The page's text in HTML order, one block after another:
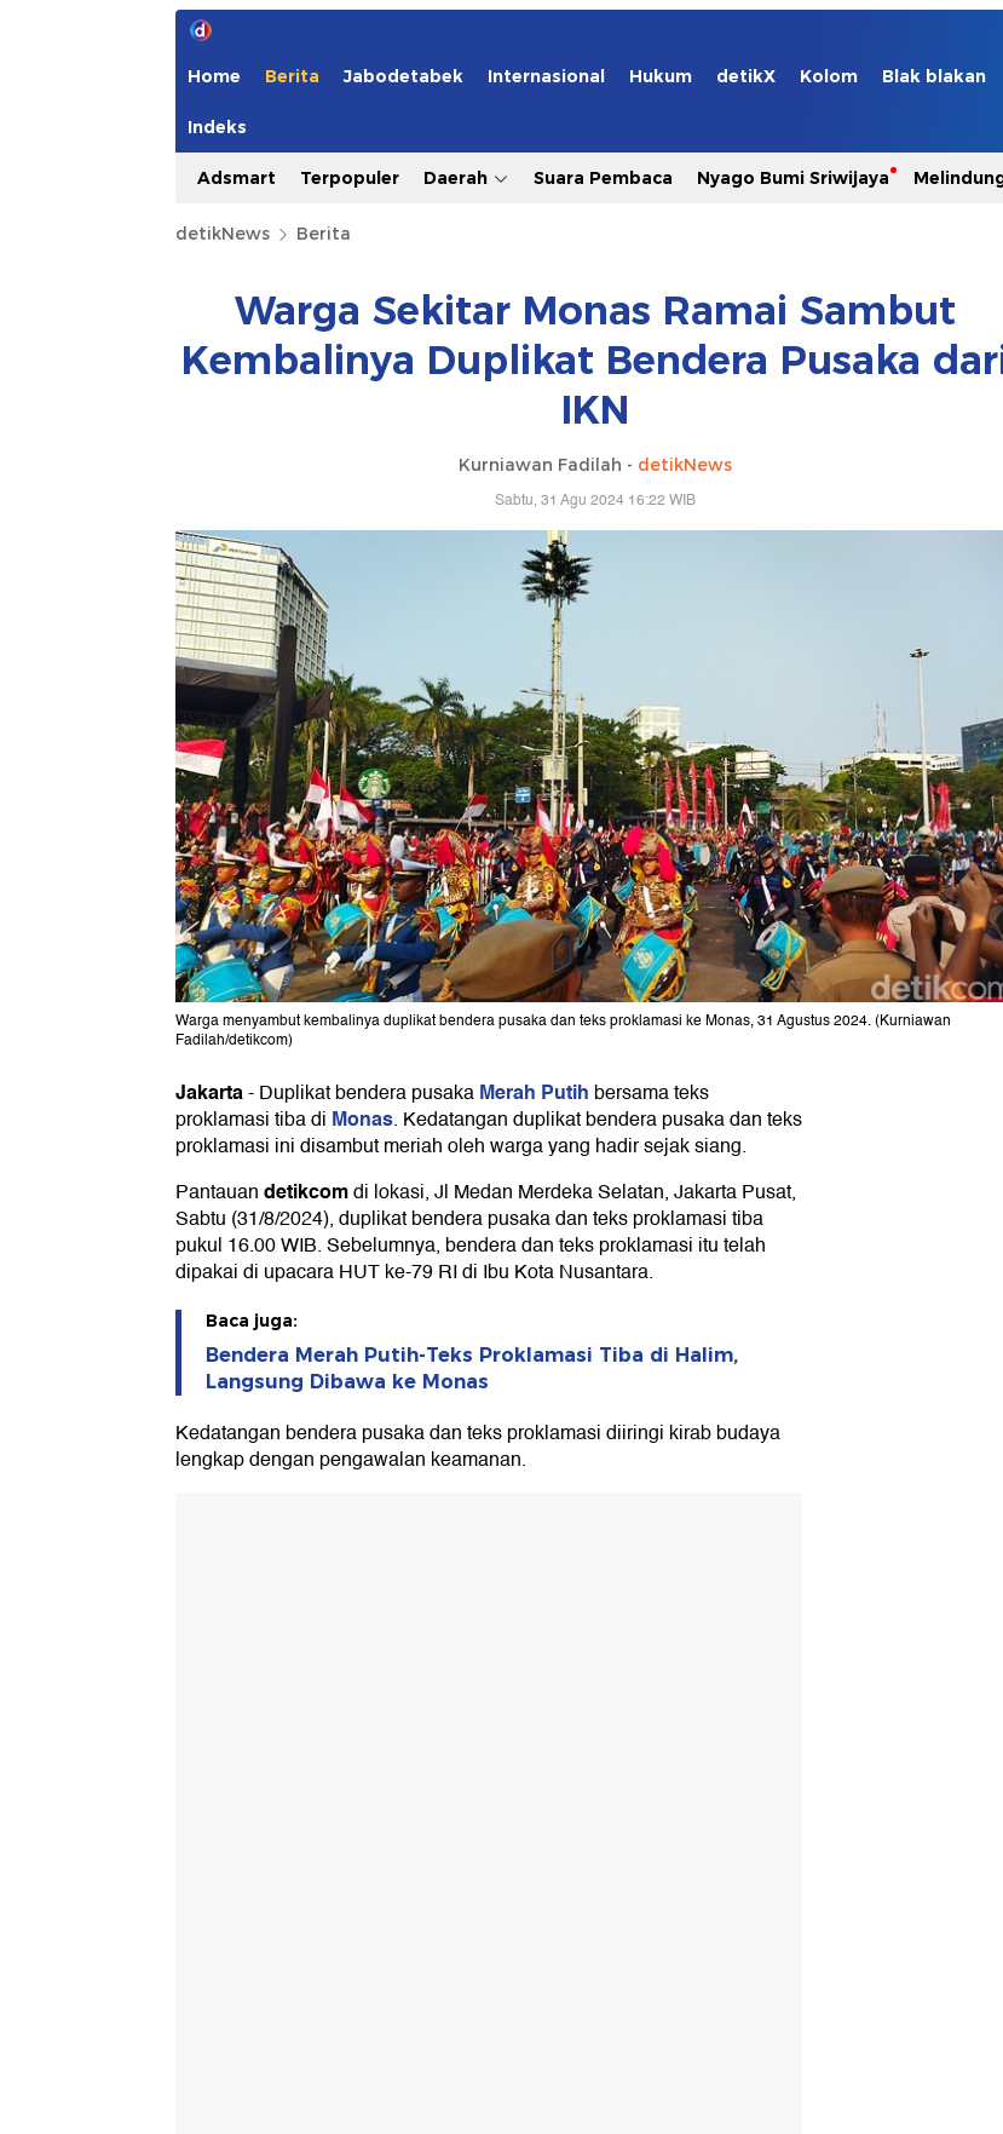
Home Berita Jabodetabek Internasional Hukum detikX Kolom Blak blakan
Indeks
Adsmart Terpopuler Daerah Suara Pembaca Nyago Bumi Sriwijaya
detikNews Berita
Warga Sekitar Monas Ramai Sambut
Kembalinya Duplikat Bendera Pusaka
IKN
Kurniawan Fadilah - detikNews
Sabtu, 31 Agu 2024 16:22 WIB
Warga menyambut kembalinya duplikat bendera pusaka dan teks proklamasi ke Monas, 31 Agustus 2024. (Kurniawan
Fadilah/detikcom)
Jakarta-Duplikat bendera pusakaMerah Putih bersama teks
proklamasi tiba di Monas. Kedatangan duplikat bendera pusaka dan teks
proklamasi ini disambut meriah oleh warga yang hadir sejak siang.
Pantauandetikcomdi lokasi, Jl Medan Merdeka Selatan, Jakarta Pusat,
Sabtu (31/8/2024), duplikat bendera pusaka dan teks proklamasi tiba
pukul 16.00 WIB. Sebelumnya, bendera dan teks proklamasi itu telah
dipakai di upacara HUT ke-79 RI di Ibu Kota Nusantara.
Baca juga:
Bendera Merah Putih-Teks Proklamasi Tiba di Halim,
Langsung Dibawa ke Monas
Kedatangan bendera pusaka dan teks proklamasi diiringi kirab budaya
lengkap dengan pengawalan keamanan.